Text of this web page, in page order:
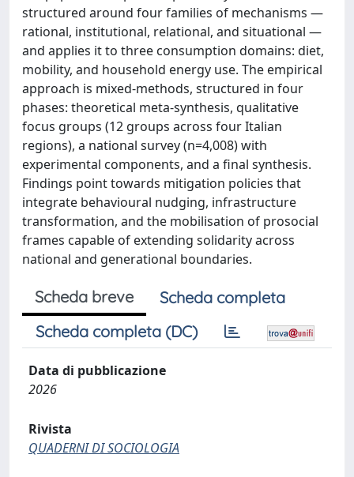
structured around four families of mechanisms —
rational, institutional, relational, and situational —
and applies it to three consumption domains: diet,
mobility, and household energy use. The empirical
approach is mixed-methods, structured in four
phases: theoretical meta-synthesis, qualitative
focus groups (12 groups across four Italian
regions), a national survey (n=4,008) with
experimental components, and a final synthesis.
Findings point towards mitigation policies that
integrate behavioural nudging, infrastructure
transformation, and the mobilisation of prosocial
frames capable of extending solidarity across
national and generational boundaries.
Scheda breve
Scheda completa
Scheda completa (DC)
Data di pubblicazione
2026
Rivista
QUADERNI DI SOCIOLOGIA